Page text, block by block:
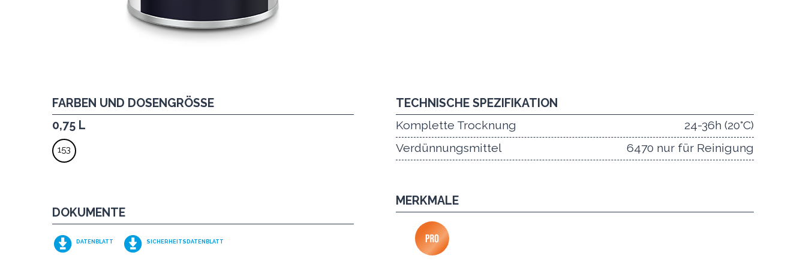
FARBEN UND DOSENGRÖSSE
0,75 L
153
DOKUMENTE
DATENBLATT SICHERHEITSDATENBLATT
TECHNISCHE SPEZIFIKATION
Komplette Trocknung
24-36h (20°C)
Verdünnungsmittel
6470 nur für Reinigung
MERKMALE